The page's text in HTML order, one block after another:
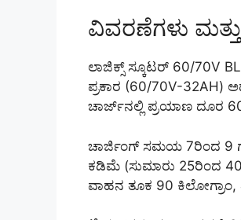
ವಿವರಣೆಗಳು
ಲಾಜಿಕ್ಸ್ ಸ್ಕೂಟರ್ 60/70V
ಪ್ರಕಾರ (60/70V-32AH)
ಚಾರ್ಜ್‌ನಲ್ಲಿ ಪ್ರಯಾಣ ದೂರ
ಚಾರ್ಜಿಂಗ್ ಸಮಯ 7ರಿಂದ 9
ಕಡಿಮೆ (ಸುಮಾರು 25ರಿಂದ 40
ವಾಹನ ತೂಕ 90